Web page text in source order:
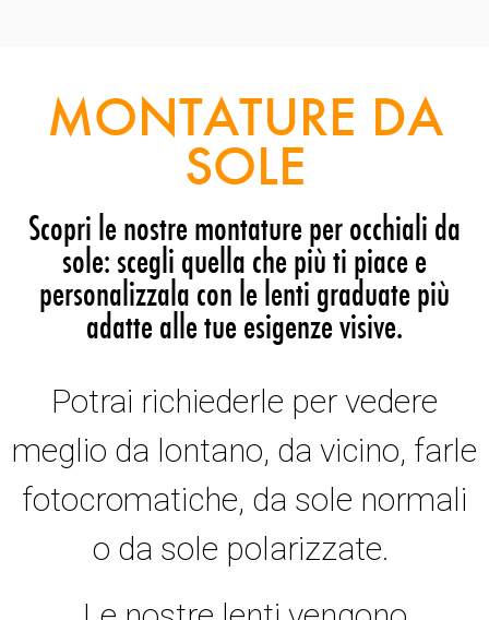
MONTATURE DA
SOLE
Scopri le nostre montature per occhiali da
sole: scegli quella che più ti piace e
personalizzala con le lenti graduate più
adatte alle tue esigenze visive.
Potrai richiederle per vedere
meglio da lontano, da vicino, farle
fotocromatiche, da sole normali
o da sole polarizzate.